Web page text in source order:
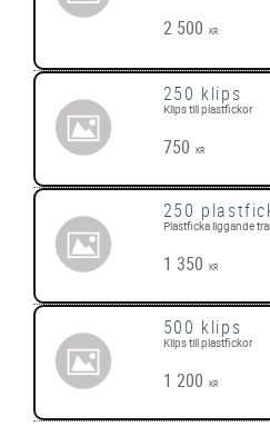
2 500 KR
250 klips
Klips till plastfickor
750 KR
250
Plastficka liggande
1 350 KR
500 klips
Klips till plastfickor
1 200 KR